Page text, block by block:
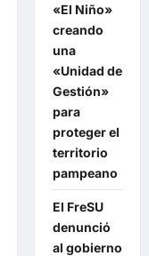
«El Niño»
creando
una
«Unidad de
Gestión»
para
proteger el
territorio
pampeano
El FreSU
denunció
al gobierno